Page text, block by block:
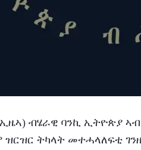
ብሄራዊ ባንኪ ኢትዮጵያ
ትካላት መተሓላለፍቲ